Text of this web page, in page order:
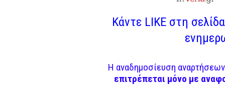
Κάντε LIKE στη
Η αναδημοσίευση
επιτρέπεται μόνο με